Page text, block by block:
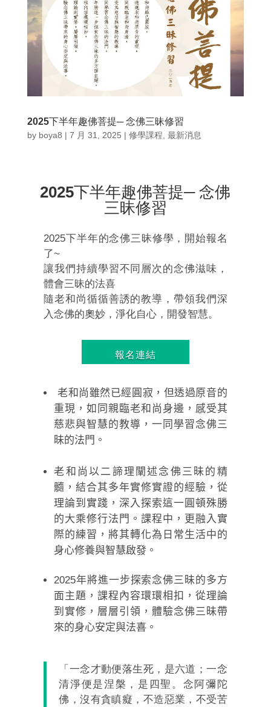
2025下半年趣佛菩提─ 念佛三昧修習
by boya8 | 7 月 31, 2025 | 修學課程 最新消息
2025下半年趣佛菩提─ 念佛
三昧修習
2025下半年的念佛三昧修學，開始報名
了~
讓我們持續學習不同層次的念佛滋味，
體會三昧的法喜
隨老和尚循循善誘的教導，帶領我們深
入念佛的奧妙，淨化自心，開發智慧。
報名連結
老和尚雖然已經圓寂，但透過原音的
重現，如同親臨老和尚身邊，感受其
慈悲與智慧的教導，一同學習念佛三
昧的法門。
老和尚以二諦理闡述念佛三昧的精
髓，結合其多年實修實證的經驗，從
理論到實踐，深入探索這一圓頓殊勝
的大乘修行法門。課程中，更融入實
際的練習，將其轉化為日常生活中的
身心修養與智慧啟發。
2025年將進一步探索念佛三昧的多方
面主題，課程內容環環相扣，從理論
到實修，層層引領，體驗念佛三昧帶
來的身心安定與法喜。
「一念才動便落生死，是六道；一念
清淨便是涅槃，是四聖。念阿彌陀
佛，沒有貪瞋癡，不造惡業，不受苦